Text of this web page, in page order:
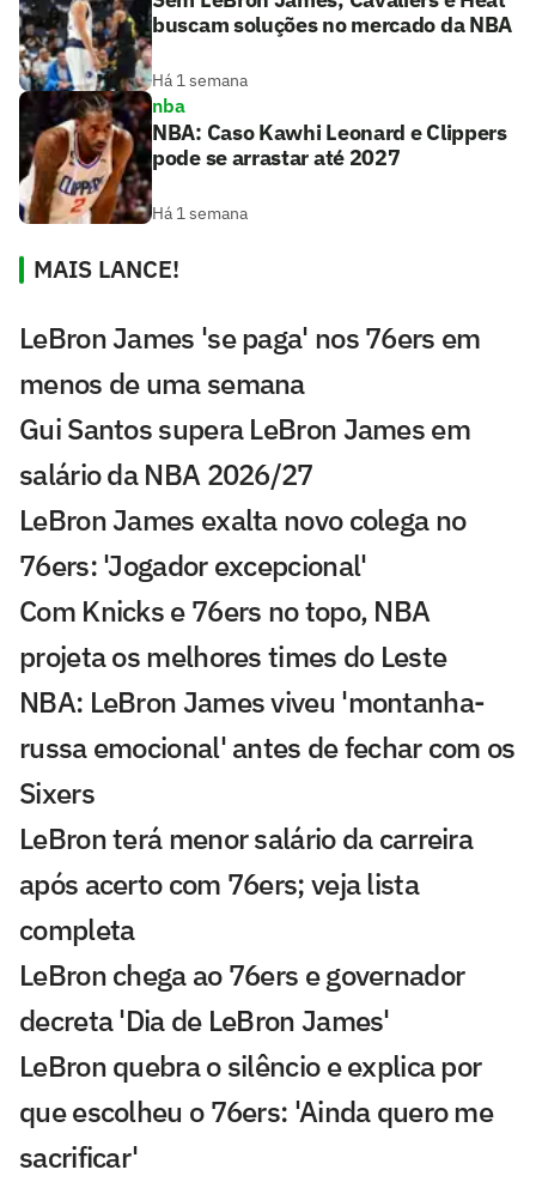
buscam soluções no mercado da NBA
Há 1 semana
nba
NBA: Caso Kawhi Leonard e Clippers
pode se arrastar até 2027
Há 1 semana
MAIS LANCE!
LeBron James 'se paga' nos 76ers em
menos de uma semana
Gui Santos supera LeBron James em
salário da NBA 2026/27
LeBron James exalta novo colega no
76ers: 'Jogador excepcional'
Com Knicks e 76ers no topo, NBA
projeta os melhores times do Leste
NBA: LeBron James viveu 'montanha-
russa emocional' antes de fechar com os
Sixers
LeBron terá menor salário da carreira
após acerto com 76ers; veja lista
completa
LeBron chega ao 76ers e governador
decreta 'Dia de LeBron James'
LeBron quebra o silêncio e explica por
que escolheu o 76ers: 'Ainda quero me
sacrificar'